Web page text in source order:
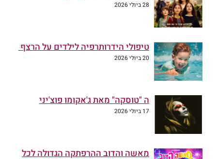
28 ביולי 2026
טיפולי הידרותרפיה לילדים על הרצף
20 ביולי 2026
ה "טוסקה" מאת ג'אקומו פוצ'יני
17 ביולי 2026
מאשה והדוב ההרפתקה הגדולה לכל